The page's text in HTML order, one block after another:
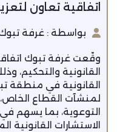
اتفاقية تعاون
بواسطة : غرفة
وقّعت غرفة تبوك
القانونية والتحكيم،
القانونية في منطقة
لمنشآت القطاع
التوعوية، بما يسهم
الاستشارات